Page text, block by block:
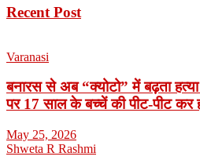
Recent Post
Varanasi
बनारस से अब “क्योटो” में बढ़ता
पर 17 साल के बच्चें की पीट-पीट कर
May 25, 2026
Shweta R Rashmi